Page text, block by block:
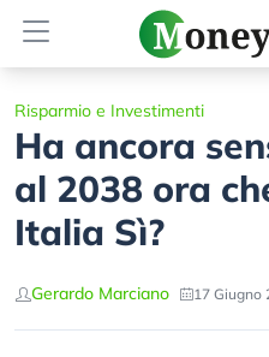
Risparmio e Investimenti
Ha ancora
al 2038 ora
Italia Sì?
Gerardo Marciano 17 Giugno